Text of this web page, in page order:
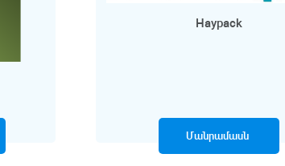
Haypack
Մանրամասն